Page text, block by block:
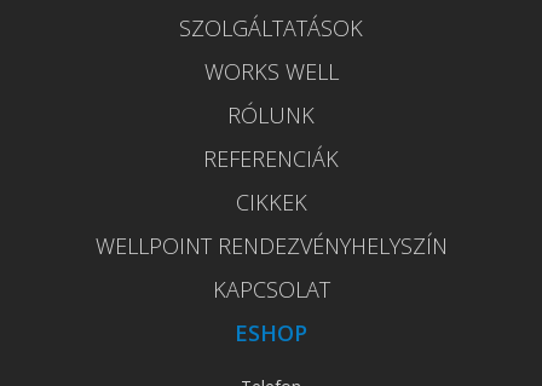
SZOLGÁLTATÁSOK
WORKS WELL
RÓLUNK
REFERENCIÁK
CIKKEK
WELLPOINT RENDEZVÉNYHELYSZÍN
KAPCSOLAT
ESHOP